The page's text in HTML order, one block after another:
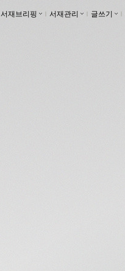
서재브리핑 서재관리 ｌ 글쓰기